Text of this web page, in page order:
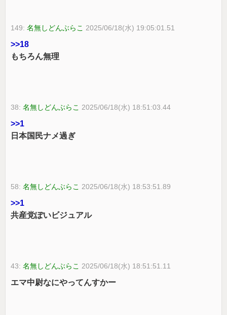
149:名無しどんぶらこ 2025/06/18(水) 19:05:01.51
>>18
もちろん無理
38:名無しどんぶらこ 2025/06/18(水) 18:51:03.44
>>1
日本国民ナメ過ぎ
58:名無しどんぶらこ 2025/06/18(水) 18:53:51.89
>>1
共産党ぽいビジュアル
43:名無しどんぶらこ 2025/06/18(水) 18:51:51.11
エマ中尉なにやってんすかー